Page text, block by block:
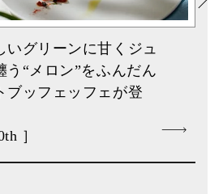
いグリーンに甘くジュ
う“メロン”をふんだん
ブッフェッフェが登
］